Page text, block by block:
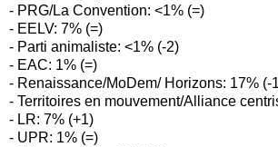
- PRG/La Convention: <1% (=)
- EELV: 7% (=)
- Parti animaliste: <1% (-2)
- EAC: 1% (=)
- Renaissance/MoDem/ Horizons: 17% (-
- Territoires en mouvement/Alliance
- LR: 7% (+1)
- UPR: 1% (=)